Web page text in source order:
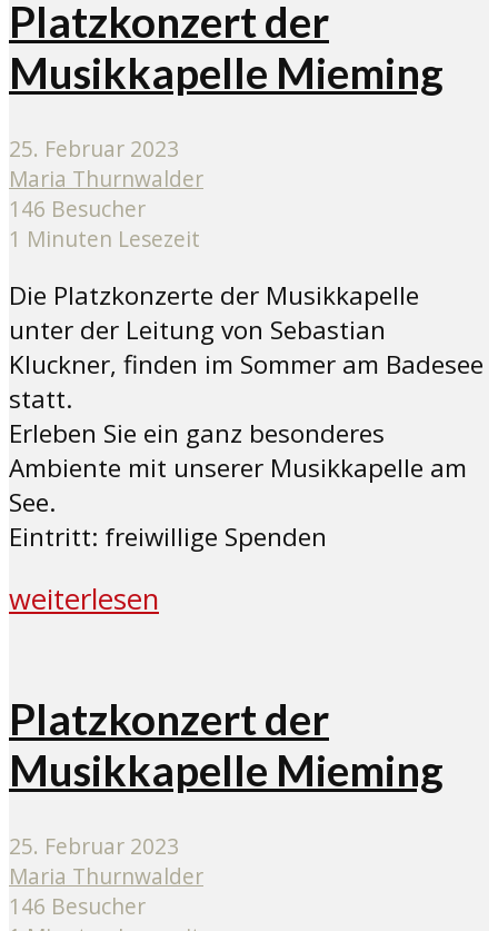
Platzkonzert der
Musikkapelle Mieming
25. Februar 2023
Maria Thurnwalder
146 Besucher
1 Minuten Lesezeit
Die Platzkonzerte der Musikkapelle
unter der Leitung von Sebastian
Kluckner, finden im Sommer am Badesee
statt.
Erleben Sie ein ganz besonderes
Ambiente mit unserer Musikkapelle am
See.
Eintritt: freiwillige Spenden
weiterlesen
Platzkonzert der
Musikkapelle Mieming
25. Februar 2023
Maria Thurnwalder
146 Besucher